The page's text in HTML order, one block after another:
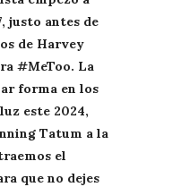
justo antes de
de Harvey
#MeToo. La
forma en los
este 2024,
Tatum a la
el
que no dejes